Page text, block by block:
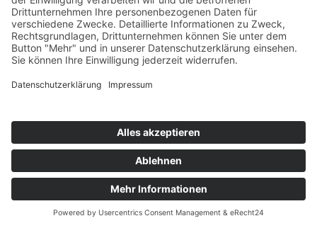
FAQ
Zahlungsarten
© Gold and Silver World GmbH